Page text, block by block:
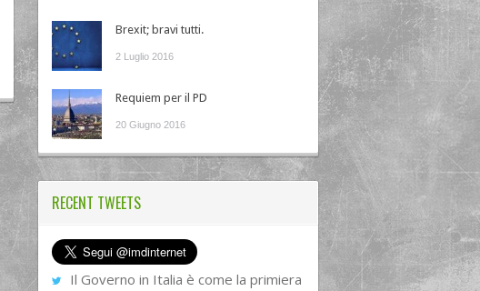
Brexit; bravi tutti.
2 Luglio 2016
Requiem per il PD
20 Giugno 2016
RECENT TWEETS
Il Governo in Italia è come la primiera